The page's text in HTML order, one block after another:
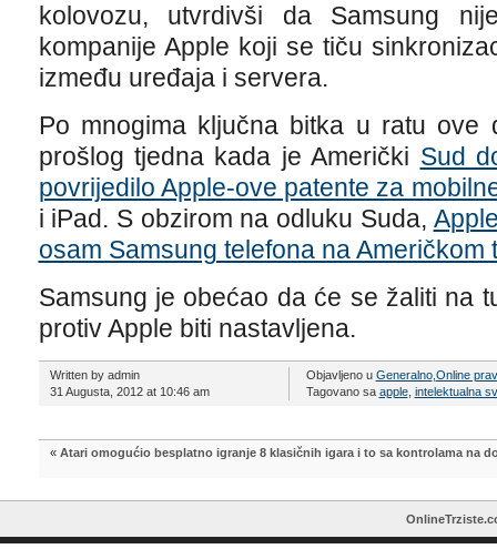
kolovozu, utvrdivši da Samsung
kompanije Apple koji se tiču
između uređaja i servera.
Po mnogima ključna bitka u ratu ove
prošlog tjedna kada je Američki Sud
povrijedilo Apple-ove patente za
i iPad. S obzirom na odluku Suda,
osam Samsung telefona na Američkom
Samsung je obećao da će se žaliti na
protiv Apple biti nastavljena.
Written by admin
31 Augusta, 2012 at 10:46 am
Objavljeno u Generalno, Online
Tagovano sa apple, intelektualna
« Atari omogućio besplatno igranje 8 klasičnih igara i to sa kontrolama na